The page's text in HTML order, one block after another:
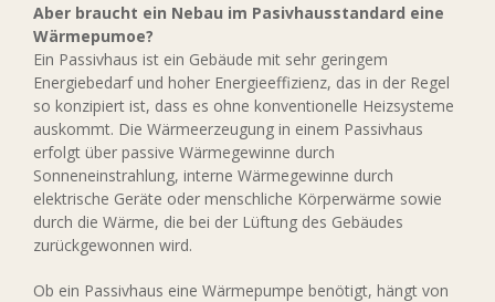
Aber braucht ein Nebau im Pasivhausstandard eine
Wärmepumoe?
Ein Passivhaus ist ein Gebäude mit sehr geringem
Energiebedarf und hoher Energieeffizienz, das in der Regel
so konzipiert ist, dass es ohne konventionelle Heizsysteme
auskommt. Die Wärmeerzeugung in einem Passivhaus
erfolgt über passive Wärmegewinne durch
Sonneneinstrahlung, interne Wärmegewinne durch
elektrische Geräte oder menschliche Körperwärme sowie
durch die Wärme, die bei der Lüftung des Gebäudes
zurückgewonnen wird.
Ob ein Passivhaus eine Wärmepumpe benötigt, hängt von